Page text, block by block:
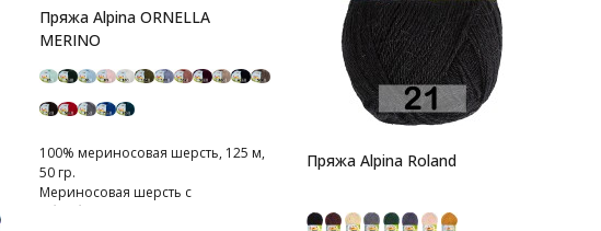
Пряжа Alpina ORNELLA
MERINO
100% мериносовая шерсть, 125 м,
50 гр.
Мериносовая шерсть с
обработкой superwash.
Пряжа Alpina Roland